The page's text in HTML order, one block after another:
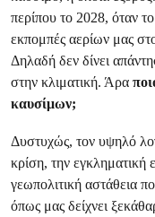
περίπου το 2028, όταν
εκπομπές αερίων μας
Δηλαδή δεν δίνει
στην κλιματική. Άρα
καυσίμων;
Δυστυχώς, τον υψηλό
κρίση, την εγκληματική
γεωπολιτική αστάθεια
όπως μας δείχνει